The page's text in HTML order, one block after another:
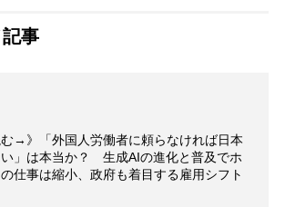
事
む→》「外国人労働者に頼らなければ日本
」は本当か？ 生成AIの進化と普及でホ
仕事は縮小、政府も着目する雇用シフト